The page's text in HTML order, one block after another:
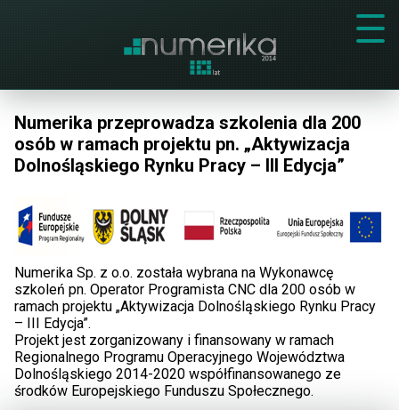
Numerika przeprowadza szkolenia dla 200
osób w ramach projektu pn. „Aktywizacja
Dolnośląskiego Rynku Pracy – III Edycja”
Numerika Sp. z o.o. została wybrana na Wykonawcę
szkoleń pn. Operator Programista CNC dla 200 osób w
ramach projektu „Aktywizacja Dolnośląskiego Rynku Pracy
– III Edycja”.
Projekt jest zorganizowany i finansowany w ramach
Regionalnego Programu Operacyjnego Województwa
Dolnośląskiego 2014-2020 współfinansowanego ze
środków Europejskiego Funduszu Społecznego.